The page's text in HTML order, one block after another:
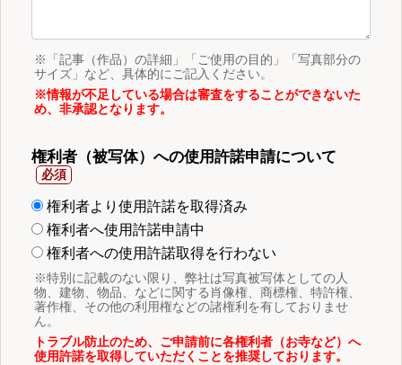
※「記事（作品）の詳細」「ご使用の目的」「写真部分の
サイズ」など、具体的にご記入ください。
※情報が不足している場合は審査をすることができないた
め、非承認となります。
権利者（被写体）への使用許諾申請について
権利者より使用許諾を取得済み
権利者へ使用許諾申請中
権利者への使用許諾取得を行わない
※特別に記載のない限り、弊社は写真被写体としての人
物、建物、物品、などに関する肖像権、商標権、特許権、
著作権、その他の利用権などの諸権利を有しておりませ
ん。
トラブル防止のため、ご申請前に各権利者（お寺など）へ
使用許諾を取得していただくことを推奨しております。